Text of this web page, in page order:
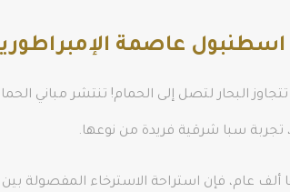
اسطنبول عاصمة
تتجاوز البحار لتصل إلى الحمام! تنتشر مباني
سبا شرقية فريدة من نوعها.
عام، فإن استراحة الاسترخاء